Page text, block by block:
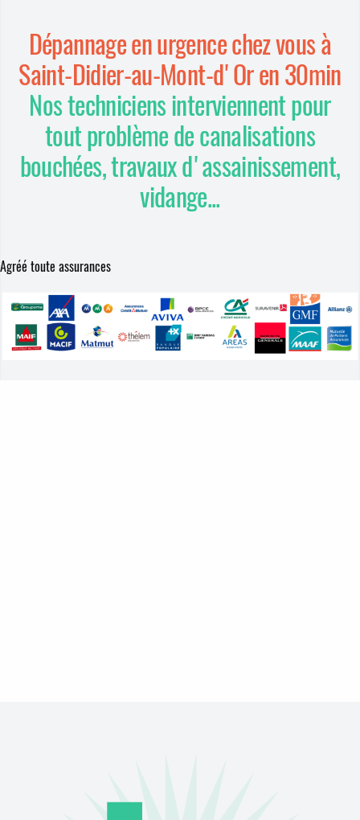
Dépannage en urgence chez vous à
Saint-Didier-au-Mont-d'Or en 30min
Nos techniciens interviennent pour
tout problème de canalisations
bouchées, travaux d'assainissement,
vidange...
Agréé toute assurances